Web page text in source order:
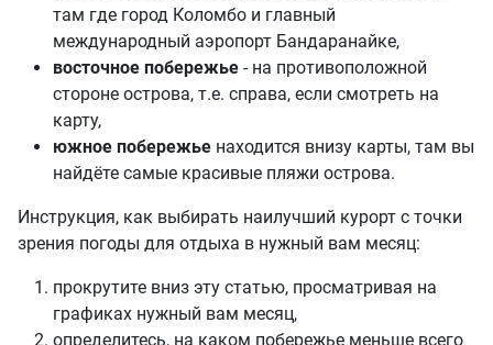
там где город Коломбо и главный
международный аэропорт Бандаранайке,
восточное побережье - на противоположной
стороне острова, т.е. справа, если смотреть на
карту,
южное побережье находится внизу карты, там вы
найдёте самые красивые пляжи острова.
Инструкция, как выбирать наилучший курорт с точки
зрения погоды для отдыха в нужный вам месяц:
прокрутите вниз эту статью, просматривая на
графиках нужный вам месяц,
определитесь, на каком побережье меньше всего